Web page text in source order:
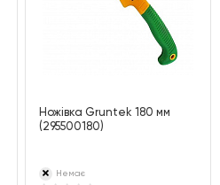
Ножівка Gruntek 180 мм
(295500180)
Немає